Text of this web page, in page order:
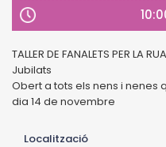
TALLER DE FANALETS PER LA
Jubilats
Obert a tots els nens i nenes
dia 14 de novembre
Localització